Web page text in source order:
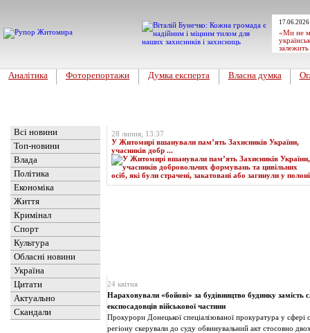
«Ми не
Аналітика Фоторепортажи Думка експерта Власна думка
Всі новини
Топ-новини
Влада
Політика
Економіка
Життя
Кримінал
Спорт
Культура
Обласні новини
Україна
Цитати
Актуально
Скандали
28 липня, 13:37
У Житомирі вшанували пам’ять Захисників України,
учасників добр ...
24 квітня
Нараховували «бойові» за будівництво будинку замість
експосадовців військової частини
Прокурори Донецької спеціалізованої прокуратура у
регіону скерували до суду обвинувальний акт стосовно